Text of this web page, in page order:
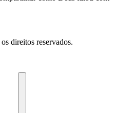
direitos reservados.